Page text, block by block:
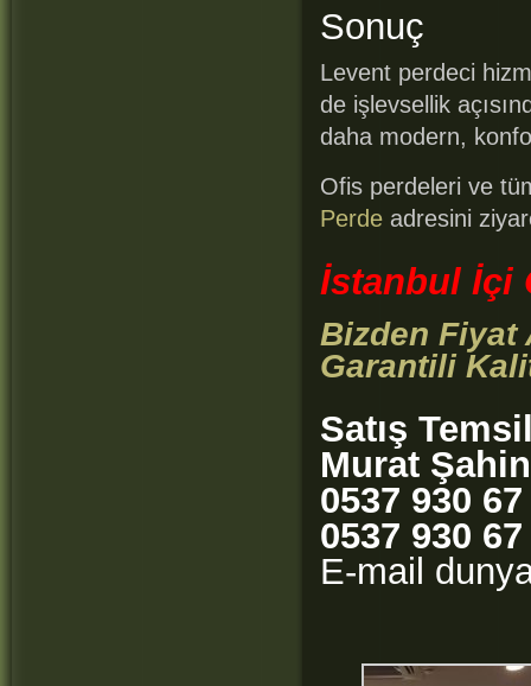
Sonuç
Levent perdeci
de işlevsellik
daha modern,
Ofis perdeleri ve
Perde adresini
İstanbul İçi
Bizden Fiyat
Garantili
Satış
Murat Şahin
0537 930
0537 930
E-mail